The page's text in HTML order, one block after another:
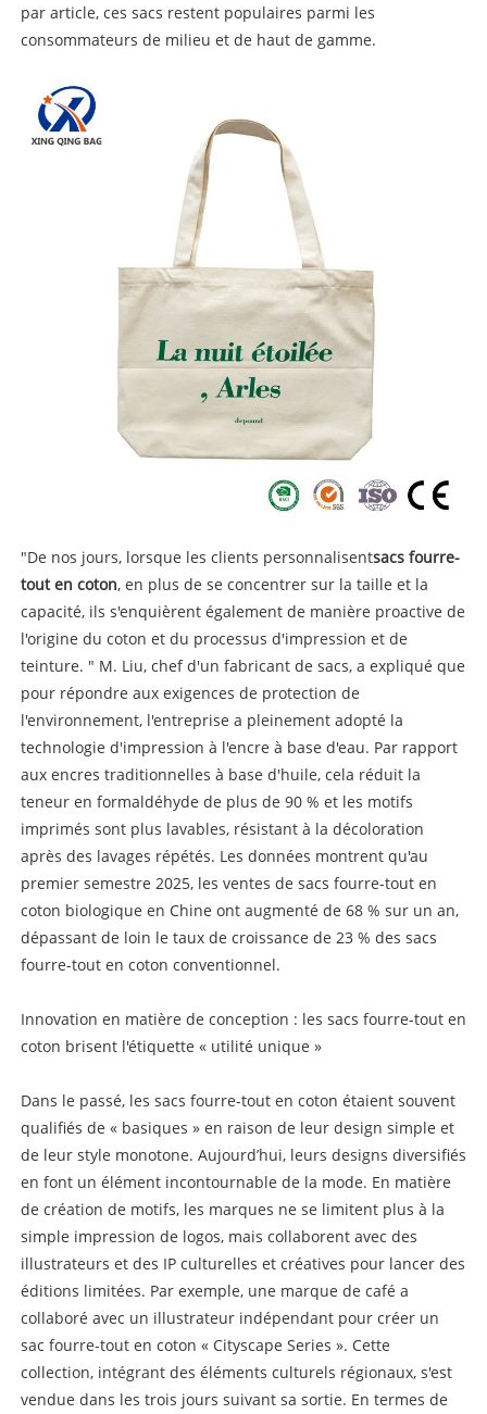
par article, ces sacs restent populaires parmi les
consommateurs de milieu et de haut de gamme.
"De nos jours, lorsque les clients personnalisentsacs fourre-
tout en coton, en plus de se concentrer sur la taille et la
capacité, ils s'enquièrent également de manière proactive de
l'origine du coton et du processus d'impression et de
teinture. " M. Liu, chef d'un fabricant de sacs, a expliqué que
pour répondre aux exigences de protection de
l'environnement, l'entreprise a pleinement adopté la
technologie d'impression à l'encre à base d'eau. Par rapport
aux encres traditionnelles à base d'huile, cela réduit la
teneur en formaldéhyde de plus de 90 % et les motifs
imprimés sont plus lavables, résistant à la décoloration
après des lavages répétés. Les données montrent qu'au
premier semestre 2025, les ventes de sacs fourre-tout en
coton biologique en Chine ont augmenté de 68 % sur un an,
dépassant de loin le taux de croissance de 23 % des sacs
fourre-tout en coton conventionnel.
Innovation en matière de conception : les sacs fourre-tout en
coton brisent l'étiquette « utilité unique »
Dans le passé, les sacs fourre-tout en coton étaient souvent
qualifiés de « basiques » en raison de leur design simple et
de leur style monotone. Aujourd’hui, leurs designs diversifiés
en font un élément incontournable de la mode. En matière
de création de motifs, les marques ne se limitent plus à la
simple impression de logos, mais collaborent avec des
illustrateurs et des IP culturelles et créatives pour lancer des
éditions limitées. Par exemple, une marque de café a
collaboré avec un illustrateur indépendant pour créer un
sac fourre-tout en coton « Cityscape Series ». Cette
collection, intégrant des éléments culturels régionaux, s'est
vendue dans les trois jours suivant sa sortie. En termes de